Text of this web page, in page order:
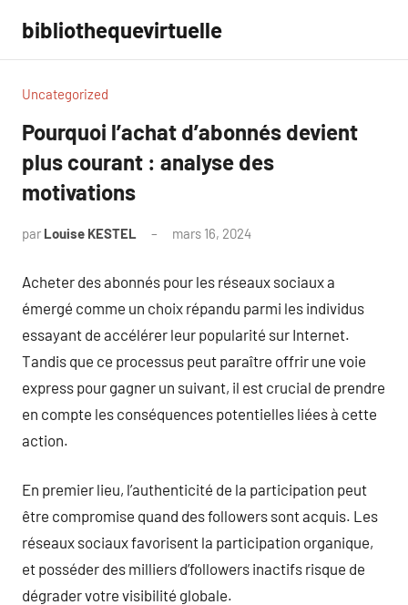
contenu
bibliothequevirtuelle
Uncategorized
Pourquoi l’achat d’abonnés devient
plus courant : analyse des
motivations
par Louise KESTEL mars 16, 2024
Acheter des abonnés pour les réseaux sociaux a
émergé comme un choix répandu parmi les individus
essayant de accélérer leur popularité sur Internet.
Tandis que ce processus peut paraître offrir une voie
express pour gagner un suivant, il est crucial de prendre
en compte les conséquences potentielles liées à cette
action.
En premier lieu, l’authenticité de la participation peut
être compromise quand des followers sont acquis. Les
réseaux sociaux favorisent la participation organique,
et posséder des milliers d’followers inactifs risque de
dégrader votre visibilité globale.